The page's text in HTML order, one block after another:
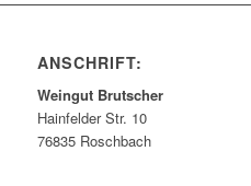
ANSCHRIFT:
Weingut Brutscher
Hainfelder Str. 10
76835 Roschbach